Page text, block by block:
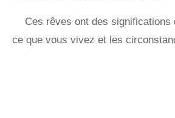
Ces rêves ont des significations
ce que vous vivez et les